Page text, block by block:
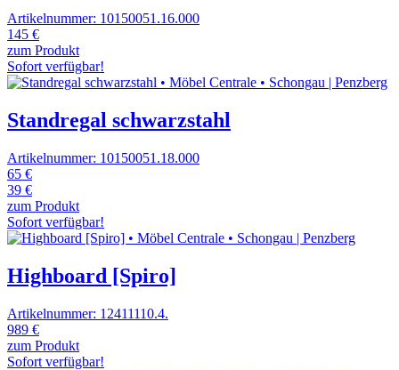
Artikelnummer: 10150051.16.000
145 €
zum Produkt
Sofort verfügbar!
Standregal schwarzstahl
Artikelnummer: 10150051.18.000
65 €
39 €
zum Produkt
Sofort verfügbar!
Highboard [Spiro]
Artikelnummer: 12411110.4.
989 €
zum Produkt
Sofort verfügbar!